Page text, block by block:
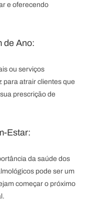
e oferecendo
de Ano:
ou serviços
para atrair clientes que
prescrição de
Estar:
da saúde dos
pode ser um
começar o próximo